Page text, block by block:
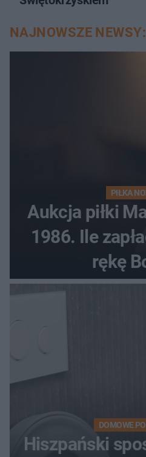
NAJNOWSZE NEWSY:
PIŁKA
Aukcja piłki
1986. Ile
rękę
DOMOWE
Hiszpański